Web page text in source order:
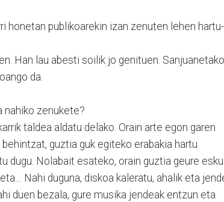
honetan publikoarekin izan zenuten lehen hartu-
Han lau abesti soilik jo genituen. Sanjuanetako
da.
nahiko zenukete?
taldea aldatu delako. Orain arte egon garen
guztia guk egiteko erabakia hartu
dugu. Nolabait esateko, orain guztia geure esku
Nahi duguna, diskoa kaleratu, ahalik eta
duen bezala, gure musika jendeak entzun eta